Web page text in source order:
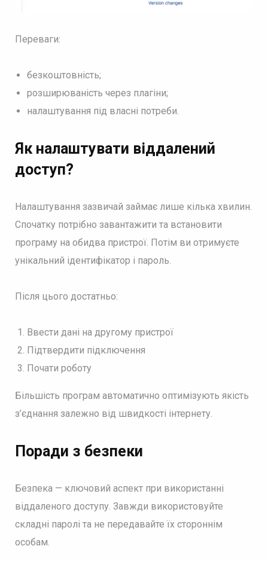
Переваги:
безкоштовність;
розширюваність через плагіни;
налаштування під власні потреби.
Як налаштувати віддалений
доступ?
Налаштування зазвичай займає лише кілька хвилин.
Спочатку потрібно завантажити та встановити
програму на обидва пристрої. Потім ви отримуєте
унікальний ідентифікатор і пароль.
Після цього достатньо:
Ввести дані на другому пристрої
Підтвердити підключення
Почати роботу
Більшість програм автоматично оптимізують якість
з’єднання залежно від швидкості інтернету.
Поради з безпеки
Безпека — ключовий аспект при використанні
віддаленого доступу. Завжди використовуйте
складні паролі та не передавайте їх стороннім
особам.